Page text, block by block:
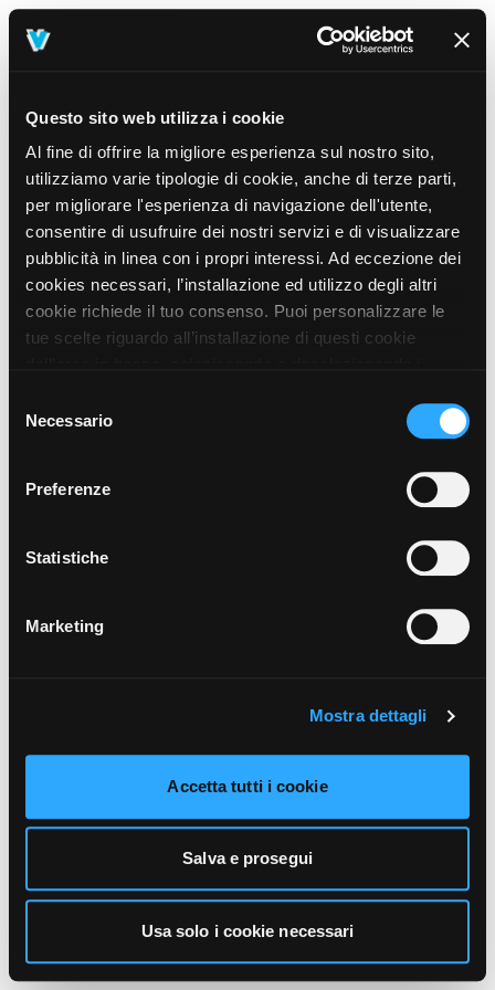
Questo sito web utilizza i cookie
Al fine di offrire la migliore esperienza sul nostro sito,
utilizziamo varie tipologie di cookie, anche di terze parti,
per migliorare l'esperienza di navigazione dell'utente,
consentire di usufruire dei nostri servizi e di visualizzare
pubblicità in linea con i propri interessi. Ad eccezione dei
cookies necessari, l’installazione ed utilizzo degli altri
cookie richiede il tuo consenso. Puoi personalizzare le
tue scelte riguardo all’installazione di questi cookie
prosegui” o decidere di accettare tutti i cookie, cliccando
sul pulsante “Accetta tutti i cookie”. Cliccando sul tasto
unicamente i cookie necessari alla navigazione. Per
funzionamento, puoi prendere visione dell’informativa
cliccando qui.
delNecessario
Preferenze
Statistiche
Marketing
Mostra dettagli
Accetta tutti i cookie
Salva e prosegui
Usa solo i cookie necessari
404